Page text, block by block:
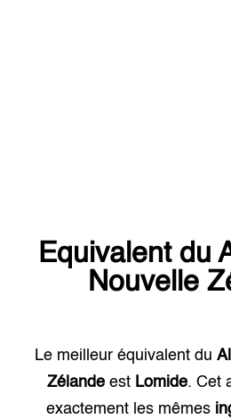
Equivalent du
Nouvelle
Le meilleur équivalent du
Zélandeest Lomide. Cet
exactement les mêmes